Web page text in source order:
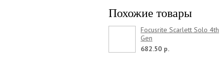
Похожие товары
Focusrite Scarlett Solo 4th
Gen
682.50 р.